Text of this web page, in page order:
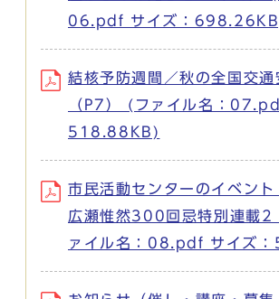
06.pdf サイズ：
結核予防週間／秋の全国交
（P7） (ファイル名：
518.88KB)
市民活動センターのイベント
広瀬惟然300回忌特別連載
ァイル名：08.pdf サイズ